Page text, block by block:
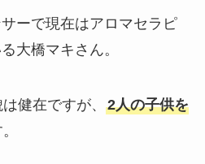
ーで現在はアロマセラピ
大橋マキさん。
健在ですが、 2人の子供を